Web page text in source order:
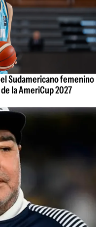
Sudamericano femenino
la AmeriCup 2027